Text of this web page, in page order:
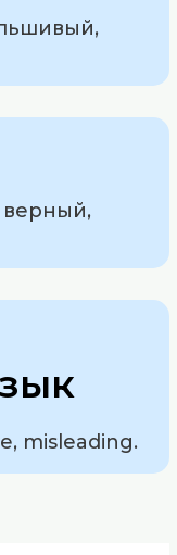
верный,
misleading.